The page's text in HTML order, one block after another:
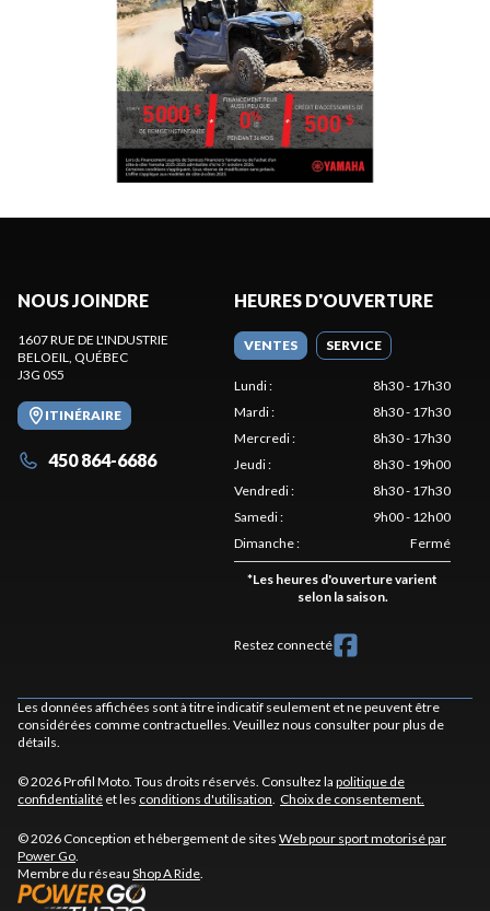
NOUS JOINDRE
1607 RUE DE L'INDUSTRIE
BELOEIL, QUÉBEC
J3G 0S5
ITINÉRAIRE
450 864-6686
HEURES D'OUVERTURE
VENTES SERVICE
Lundi:
8h30 - 17h30
Mardi:
8h30 - 17h30
Mercredi:
8h30 - 17h30
Jeudi:
8h30 - 19h00
Vendredi:
8h30 - 17h30
Samedi:
9h00 - 12h00
Dimanche: Fermé
*Les heures d'ouverture varient
selon la saison.
Restez connecté
Les données affichées sont à titre indicatif seulement et ne peuvent être
considérées comme contractuelles. Veuillez nous consulter pour plus de
détails.
© 2026 Profil Moto. Tous droits réservés. Consultez la politique de
confidentialité et les conditions d'utilisation. Choix de consentement.
© 2026 Conception et hébergement de sites Web pour sport motorisé par
Power Go.
Membre du réseau Shop A Ride.